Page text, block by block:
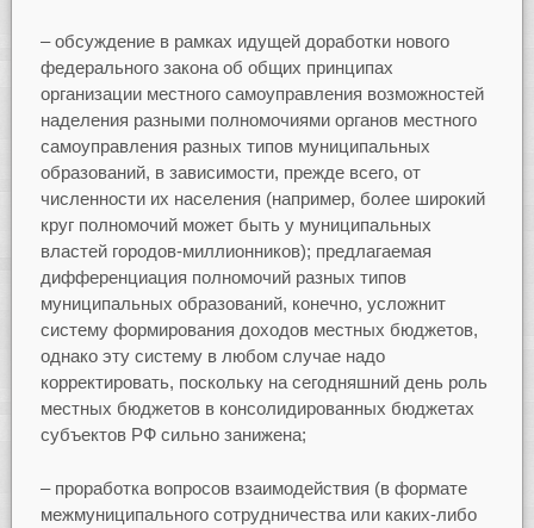
– обсуждение в рамках идущей доработки нового
федерального закона об общих принципах
организации местного самоуправления возможностей
наделения разными полномочиями органов местного
самоуправления разных типов муниципальных
образований, в зависимости, прежде всего, от
численности их населения (например, более широкий
круг полномочий может быть у муниципальных
властей городов-миллионников); предлагаемая
дифференциация полномочий разных типов
муниципальных образований, конечно, усложнит
систему формирования доходов местных бюджетов,
однако эту систему в любом случае надо
корректировать, поскольку на сегодняшний день роль
местных бюджетов в консолидированных бюджетах
субъектов РФ сильно занижена;
– проработка вопросов взаимодействия (в формате
межмуниципального сотрудничества или каких-либо